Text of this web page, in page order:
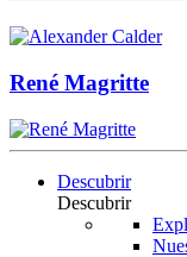
René Magritte
Descubrir
Descubrir